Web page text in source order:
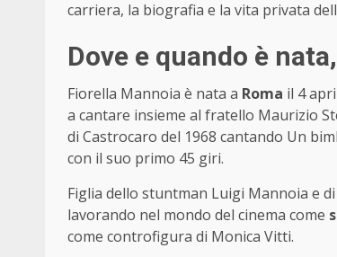
carriera, la biografia e la vita privata
Dove e quando è
Fiorella Mannoia è nata a Roma il 4
a cantare insieme al fratello Maurizio
di Castrocaro del 1968 cantando Un
con il suo primo 45 giri.
Figlia dello stuntman Luigi Mannoia e
lavorando nel mondo del cinema come
come controfigura di Monica Vitti.